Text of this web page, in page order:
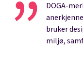
DOGA-
bruker
miljø,